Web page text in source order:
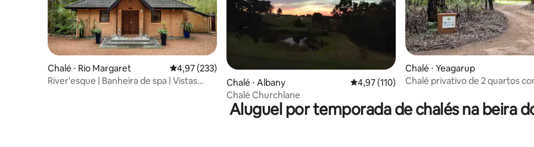
Chalé ⋅ Rio Margaret 4,97 de uma avaliação média de 5, 233 avaliações
4,97 (233)
River'esque | Banheira de spa | Vistas
Chalé ⋅ Albany 4,97 de uma avaliação média de 5, 110
4,97 (110)
Chalé Churchlane
Chalé ⋅ Yeagarup
Chalé privativo de 2 quartos
Aluguel por temporada de chalés na beira